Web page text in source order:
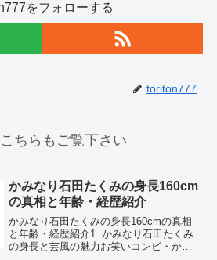
をフォローする
toriton777
こちらもご覧下さい
かみなり石田たくみの身長160cm
の真相と年齢・経歴紹介
かみなり石田たくみの身長160cmの真相
と年齢・経歴紹介1. かみなり石田たくみ
の身長と芸風の魅力お笑いコンビ・かみ